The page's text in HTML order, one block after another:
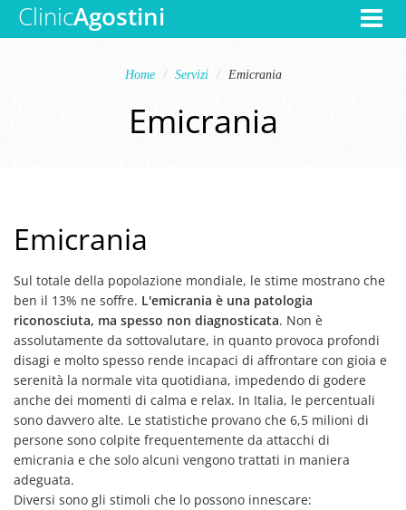
Toggle
ClinicAgostini
Home Servizi Emicrania
Emicrania
Emicrania
Sul totale della popolazione mondiale, le stime mostrano che
ben il 13% ne soffre. L'emicrania è una patologia
riconosciuta, ma spesso non diagnosticata. Non è
assolutamente da sottovalutare, in quanto provoca profondi
disagi e molto spesso rende incapaci di affrontare con gioia e
serenità la normale vita quotidiana, impedendo di godere
anche dei momenti di calma e relax. In Italia, le percentuali
sono davvero alte. Le statistiche provano che 6,5 milioni di
persone sono colpite frequentemente da attacchi di
emicrania e che solo alcuni vengono trattati in maniera
adeguata.
Diversi sono gli stimoli che lo possono innescare: